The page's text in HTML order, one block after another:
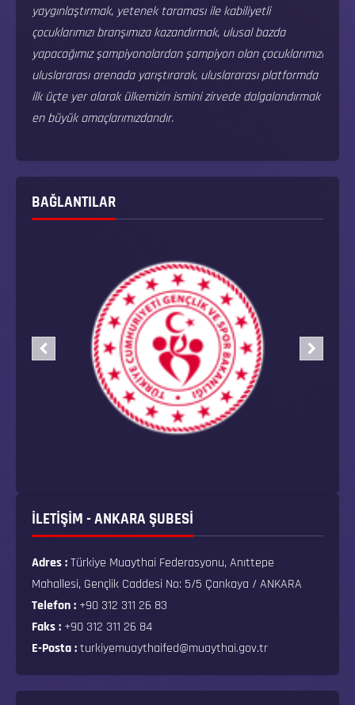
yaygınlaştırmak, yetenek taraması ile kabiliyetli
çocuklarımızı branşımıza kazandırmak, ulusal bazda
yapacağımız şampiyonalardan şampiyon olan çocuklarımızı
uluslararası arenada yarıştırarak, uluslararası platformda
ilk üçte yer alarak ülkemizin ismini zirvede dalgalandırmak
en büyük amaçlarımızdandır.
BAĞLANTILAR
İLETİŞİM - ANKARA ŞUBESİ
Adres :Türkiye Muaythai Federasyonu, Anıttepe
Mahallesi, Gençlik Caddesi No: 5/5 Çankaya / ANKARA
Telefon : +90 312 311 26 83
Faks : +90 312 311 26 84
E-Posta :turkiyemuaythaifed@muaythai.gov.tr